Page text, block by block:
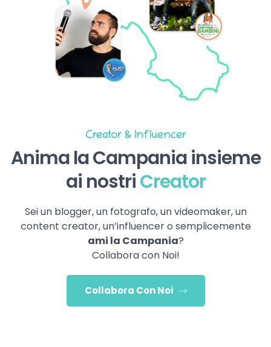
Creator & Influencer
Anima la Campania insieme
ai nostriCreator
Sei un blogger, un fotografo, un videomaker, un
content creator, un’influencer o semplicemente
ami la Campania?
Collabora con Noi!
Collabora Con Noi